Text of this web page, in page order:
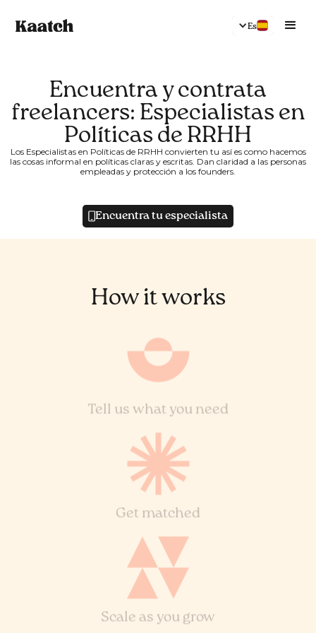
Es
Encuentra y contrata
freelancers: Especialistas en
Políticas de RRHH
Los Especialistas en Políticas de RRHH convierten tu así es como hacemos
las cosas informal en políticas claras y escritas. Dan claridad a las personas
empleadas y protección a los founders.
Encuentra tu especialista
How it works
Tell us what you need
Get matched
Scale as you grow